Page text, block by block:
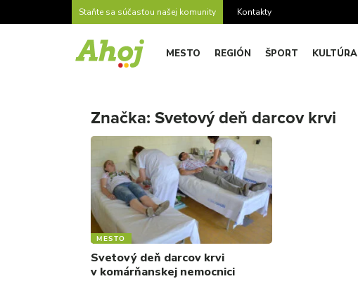
Staňte sa súčasťou našej komunity Kontakty
MESTO REGIÓN ŠPORT KULTÚRA
Značka: Svetový deň darcov krvi
MESTO
Svetový deň darcov krvi
v komárňanskej nemocnici